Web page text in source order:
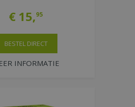
€ 15,95
INFORMATIE
BESTEL DIRECT